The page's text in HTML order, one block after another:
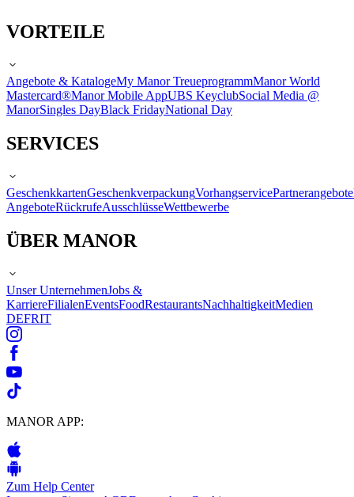
VORTEILE
Angebote & KatalogeMy Manor TreueprogrammManor World
Mastercard®Manor Mobile AppUBS KeyclubSocial Media @
ManorSingles DayBlack FridayNational Day
SERVICES
GeschenkkartenGeschenkverpackungVorhangservicePartnerangebote
AngeboteRückrufeAusschlüsseWettbewerbe
ÜBER MANOR
Unser UnternehmenJobs &
KarriereFilialenEventsFoodRestaurantsNachhaltigkeitMedien
DEFRIT
MANOR APP:
Zum Help Center